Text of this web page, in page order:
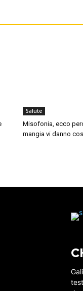
Salute
Misofonia, ecco
mangia vi danno